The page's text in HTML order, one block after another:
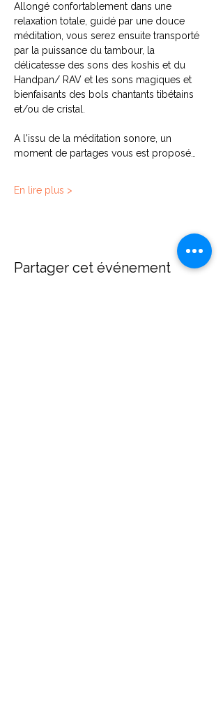
Allongé confortablement dans une
relaxation totale, guidé par une douce
méditation, vous serez ensuite transporté
par la puissance du tambour, la
délicatesse des sons des koshis et du
Handpan/ RAV et les sons magiques et
bienfaisants des bols chantants tibétains
et/ou de cristal.
A l'issu de la méditation sonore, un
moment de partages vous est proposé…
En lire plus >
Partager cet événement